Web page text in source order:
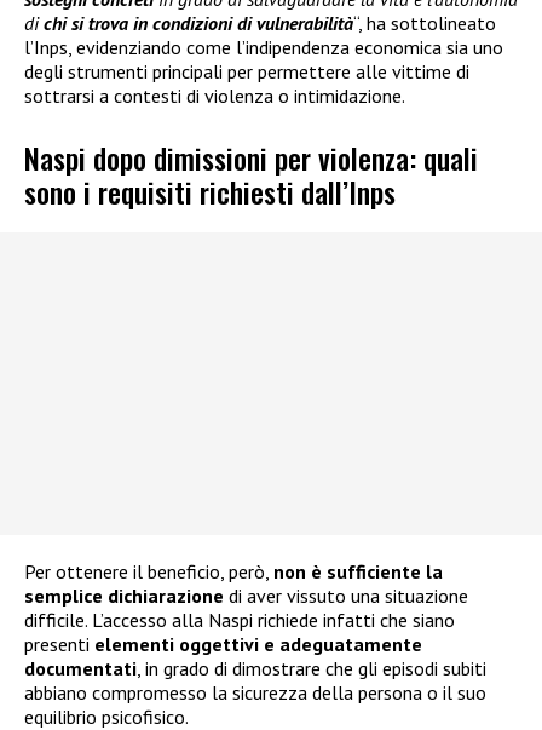
dichi si trova in condizioni di vulnerabilità“, ha sottolineato
l’Inps, evidenziando come l’indipendenza economica sia uno
degli strumenti principali per permettere alle vittime di
sottrarsi a contesti di violenza o intimidazione.
Naspi dopo dimissioni per violenza: quali
sono i requisiti richiesti dall’Inps
Per ottenere il beneficio, però, non è sufficiente la
semplice dichiarazione di aver vissuto una situazione
difficile. L’accesso alla Naspi richiede infatti che siano
presenti elementi oggettivi e adeguatamente
documentati , in grado di dimostrare che gli episodi subiti
abbiano compromesso la sicurezza della persona o il suo
equilibrio psicofisico.